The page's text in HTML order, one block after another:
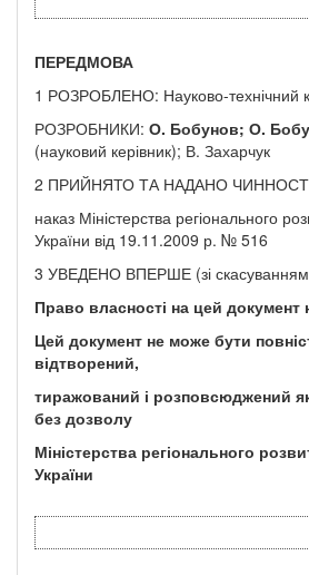
ПЕРЕДМОВА
1 РОЗРОБЛЕНО: Науково-технічний
РОЗРОБНИКИ: О. Бобунов; О.
(науковий керівник); В. Захарчук
2 ПРИЙНЯТО ТА НАДАНО
наказ Міністерства регіонального
України від 19.11.2009 р. № 516
3 УВЕДЕНО ВПЕРШЕ (зі скасуванням
Право власності на цей документ
Цей документ не може бути
відтворений,
тиражований і розповсюджений
без дозволу
Міністерства регіонального
України